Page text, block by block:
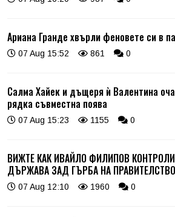
Ариана Гранде хвърли феновете си в
07 Aug 15:52 861 0
Салма Хайек и дъщеря ѝ Валентина
рядка съвместна поява
07 Aug 15:23 1155 0
ВИЖТЕ КАК ИВАЙЛО ФИЛИПОВ
ДЪРЖАВА ЗАД ГЪРБА НА
07 Aug 12:10 1960 0